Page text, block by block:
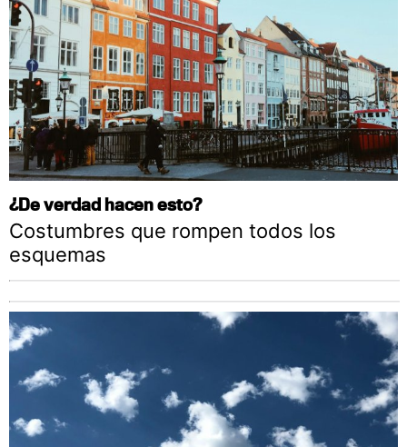
¿De verdad hacen esto?
Costumbres que rompen todos los
esquemas